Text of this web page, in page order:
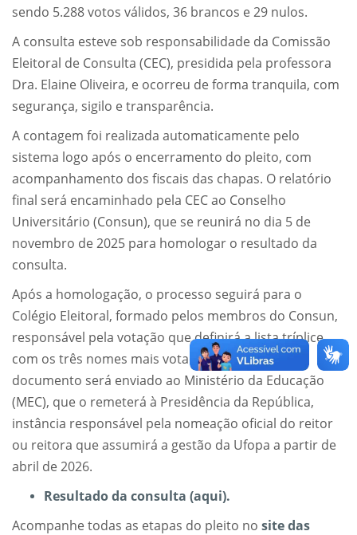
sendo 5.288 votos válidos, 36 brancos e 29 nulos.
A consulta esteve sob responsabilidade da Comissão
Eleitoral de Consulta (CEC), presidida pela professora
Dra. Elaine Oliveira, e ocorreu de forma tranquila, com
segurança, sigilo e transparência.
A contagem foi realizada automaticamente pelo
sistema logo após o encerramento do pleito, com
acompanhamento dos fiscais das chapas. O relatório
final será encaminhado pela CEC ao Conselho
Universitário (Consun), que se reunirá no dia 5 de
novembro de 2025 para homologar o resultado da
consulta.
Após a homologação, o processo seguirá para o
Colégio Eleitoral, formado pelos membros do Consun,
responsável pela votação que definirá a lista tríplice
com os três nomes mais votados. Em seguida, o
documento será enviado ao Ministério da Educação
(MEC), que o remeterá à Presidência da República,
instância responsável pela nomeação oficial do reitor
ou reitora que assumirá a gestão da Ufopa a partir de
abril de 2026.
Resultado da consulta (aqui).
Acompanhe todas as etapas do pleito no site das